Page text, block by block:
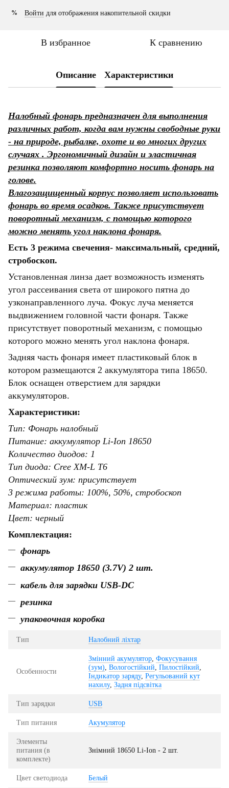
% Войти для отображения накопительной скидки
В избранное К сравнению
Описание Характеристики
Налобный фонарь предназначен для выполнения
различных работ, когда вам нужны свободные руки
- на природе, рыбалке, охоте и во многих других
случаях . Эргономичный дизайн и эластичная
резинка позволяют комфортно носить фонарь на
голове.
Влагозащищенный корпус позволяет использовать
фонарь во время осадков. Также присутствует
поворотный механизм, с помощью которого
можно менять угол наклона фонаря.
Есть 3 режима свечения- максимальный, средний,
стробоскоп.
Установленная линза дает возможность изменять
угол рассеивания света от широкого пятна до
узконаправленного луча. Фокус луча меняется
выдвижением головной части фонаря. Также
присутствует поворотный механизм, с помощью
которого можно менять угол наклона фонаря.
Задняя часть фонаря имеет пластиковый блок в
котором размещаются 2 аккумулятора типа 18650.
Блок оснащен отверстием для зарядки
аккумуляторов.
Характеристики:
Тип: Фонарь налобный
Питание: аккумулятор Li-Ion 18650
Количество диодов: 1
Тип диода: Cree XM-L T6
Оптический зум: присутствует
3 режима работы: 100%, 50%, стробоскоп
Материал: пластик
Цвет: черный
Комплектация:
фонарь
аккумулятор 18650 (3.7V) 2 шт.
кабель для зарядки USB-DC
резинка
упаковочная коробка
Тип Налобний ліхтар
Особенности
Змінний акумулятор Фокусування
(зум) Вологостійкий Пилостійкий
Індикатор заряду, Регульований кут
нахилу, Задня підсвітка
Тип зарядки USB
Тип питания Акумулятор
Элементы
питания (в
комплекте)
Знімний 18650 Li-Ion - 2 шт.
Цвет светодиода Белый